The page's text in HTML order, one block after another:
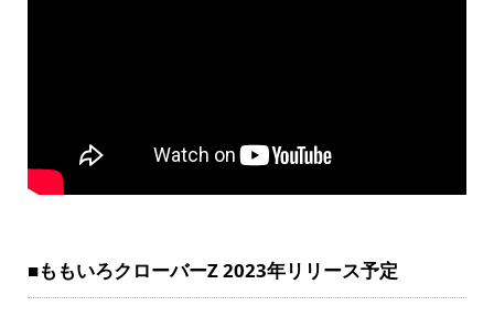
■ももいろクローバーZ 2023年リリース予定